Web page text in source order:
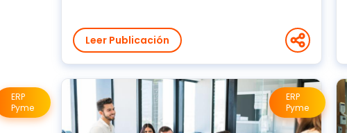
Leer Publicación
ERP
Pyme
ERP
Pyme